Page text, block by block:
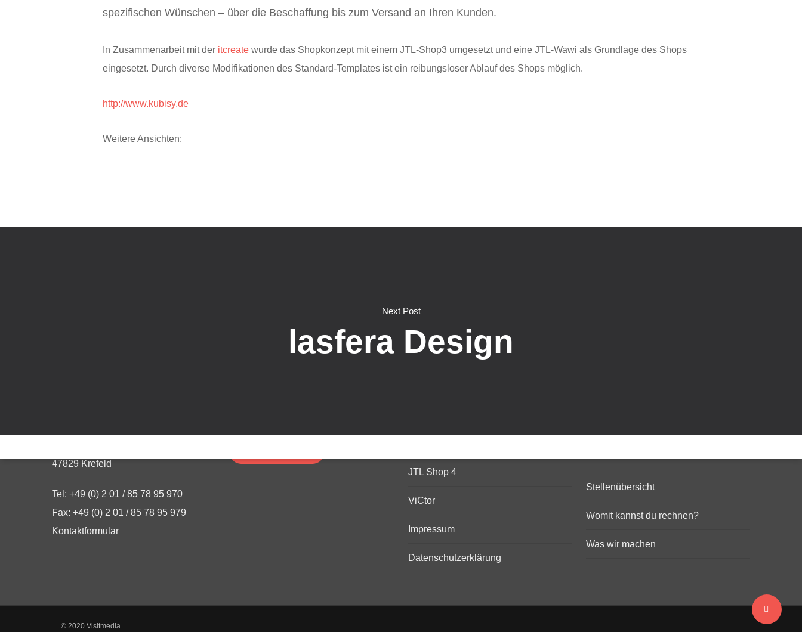
spezifischen Wünschen – über die Beschaffung bis zum Versand an Ihren Kunden.
In Zusammenarbeit mit der itcreate wurde das Shopkonzept mit einem JTL-Shop3 umgesetzt und eine JTL-Wawi als Grundlage des Shops
eingesetzt. Durch diverse Modifikationen des Standard-Templates ist ein reibungsloser Ablauf des Shops möglich.
http://www.kubisy.de
Weitere Ansichten:
Next Post
lasfera Design
Share
47829 Krefeld
Tel: +49 (0) 2 01 / 85 78 95 970
Fax: +49 (0) 2 01 / 85 78 95 979
Kontaktformular
JTL Shop 4
ViCtor
Impressum
Datenschutzerklärung
Stellenübersicht
Womit kannst du rechnen?
Was wir machen
© 2020 Visitmedia